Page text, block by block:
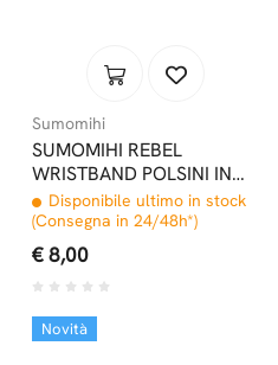
Sumomihi
SUMOMIHI REBEL
WRISTBAND POLSINI IN
SPUGNA
Disponibile ultimo in stock
(Consegna in 24/48h*)
€ 8,00
Novità